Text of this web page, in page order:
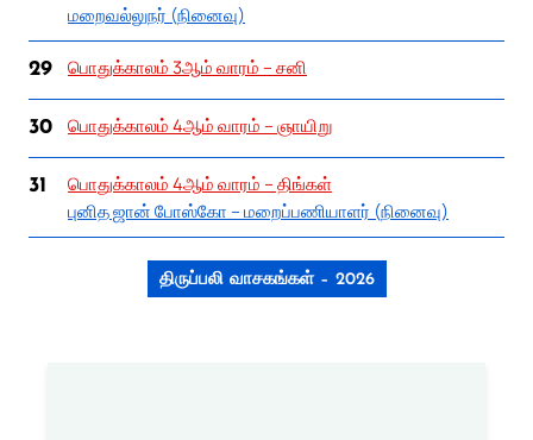
மறைவல்லுநர் (நினைவு)
29 பொதுக்காலம் 3ஆம் வாரம் – சனி
30 பொதுக்காலம் 4ஆம் வாரம் – ஞாயிறு
31
பொதுக்காலம் 4ஆம் வாரம் – திங்கள்
புனித ஜான் போஸ்கோ – மறைப்பணியாளர் (நினைவு)
திருப்பலி வாசகங்கள் – 2026